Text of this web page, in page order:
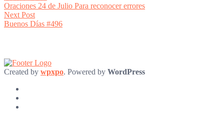
navigation
post:
Oraciones 24 de Julio Para reconocer errores
Next PostNext
post:
Buenos Días #496
Created by wpxpo. Powered by WordPress